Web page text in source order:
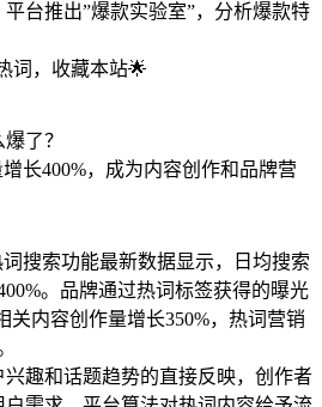
台推出”爆款实验室”，分析爆款特
词，收藏本站🌟
了？
长400%，成为内容创作和品牌营
搜索功能最新数据显示，日均搜索
。品牌通过热词标签获得的曝光
关内容创作量增长350%，热词营销
趣和话题趋势的直接反映，创作者